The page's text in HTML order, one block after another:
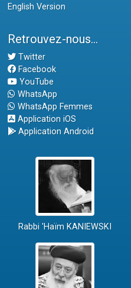
English Version
Retrouvez-nous...
Twitter
Facebook
YouTube
WhatsApp
WhatsApp Femmes
Application iOS
Application Android
Rabbi 'Haïm KANIEWSKI